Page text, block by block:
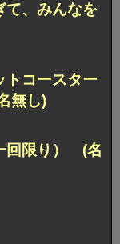
、 みんなを
トコースター
無し)
回限り） (名